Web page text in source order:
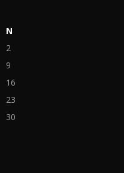
N
2
9
16
23
30